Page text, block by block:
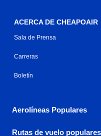
ACERCA DE CHEAPOAIR
Sala de Prensa
Carreras
Boletín
Aerolíneas Populares
Explora nuestras
Rutas de vuelo populares